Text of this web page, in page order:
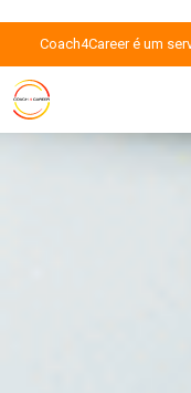
Coach4Career é um